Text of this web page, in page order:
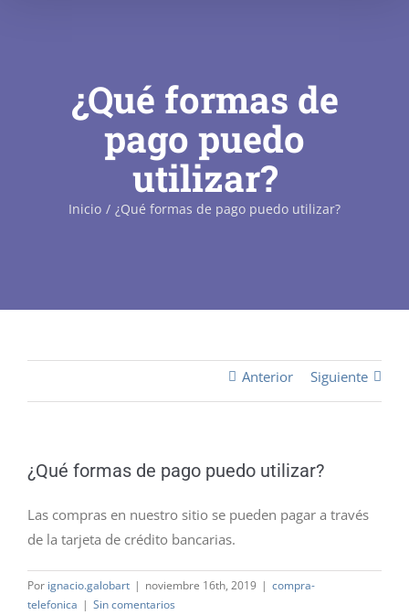
¿Qué formas de
pago puedo
utilizar?
Inicio ¿Qué formas de pago puedo utilizar?
Anterior Siguiente
¿Qué formas de pago puedo utilizar?
Las compras en nuestro sitio se pueden pagar a través
de la tarjeta de crédito bancarias.
Por ignacio.galobart | noviembre 16th, 2019 | compra-
telefonica | Sin comentarios